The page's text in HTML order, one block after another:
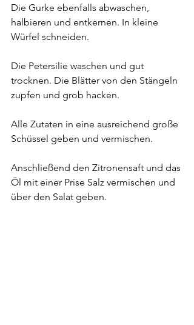
Die Gurke ebenfalls abwaschen,
halbieren und entkernen. In kleine
Würfel schneiden.
Die Petersilie waschen und gut
trocknen. Die Blätter von den Stängeln
zupfen und grob hacken.
Alle Zutaten in eine ausreichend große
Schüssel geben und vermischen.
Anschließend den Zitronensaft und das
Öl mit einer Prise Salz vermischen und
über den Salat geben.